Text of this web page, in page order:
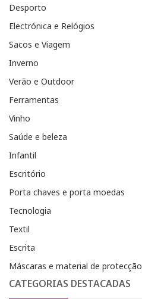
Desporto
Electrónica e Relógios
Sacos e Viagem
Inverno
Verão e Outdoor
Ferramentas
Vinho
Saúde e beleza
Infantil
Escritório
Porta chaves e porta moedas
Tecnologia
Textil
Escrita
Máscaras e material de protecção
CATEGORIAS DESTACADAS